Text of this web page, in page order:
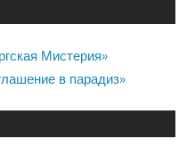
Мистерия»
в парадиз»